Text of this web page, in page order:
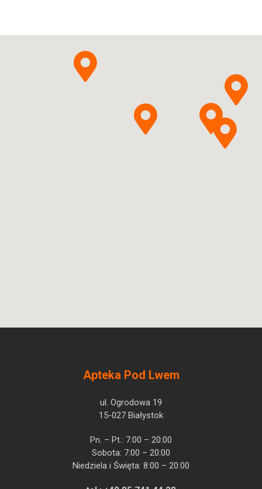
Apteka Pod Lwem
ul. Ogrodowa 19
15-027 Białystok
Pn. – Pt.: 7:00 – 20:00
Sobota: 7:00 – 20:00
Niedziela i Święta: 8:00 – 20:00